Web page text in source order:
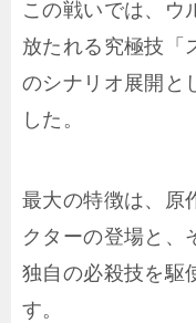
この戦いでは、ウ
放たれる究極技「
のシナリオ展開と
した。
最大の特徴は、原
クターの登場と、
独自の必殺技を駆
す。